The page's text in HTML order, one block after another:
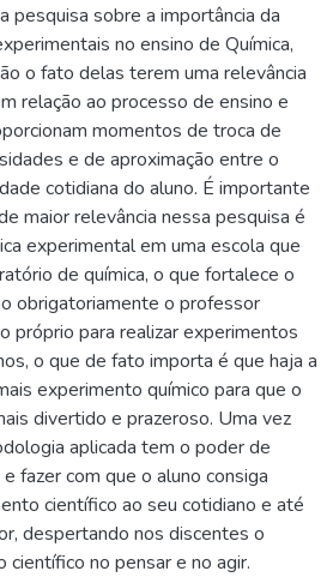
pesquisa sobre a importância da
no ensino de Química,
o fato delas terem uma relevância
relação ao processo de ensino e
momentos de troca de
e de aproximação entre o
cotidiana do aluno. É importante
maior relevância nessa pesquisa é
experimental em uma escola que
de química, o que fortalece o
obrigatoriamente o professor
próprio para realizar experimentos
o que de fato importa é que haja a
experimento químico para que o
divertido e prazeroso. Uma vez
aplicada tem o poder de
fazer com que o aluno consiga
científico ao seu cotidiano e até
despertando nos discentes o
científico no pensar e no agir.